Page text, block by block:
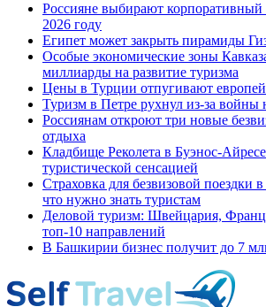
Россияне выбирают
2026 году
Египет может закрыть пирамиды
Особые экономические зоны
миллиарды на развитие туризма
Цены в Турции отпугивают
Туризм в Петре рухнул из-за
Россиянам откроют три новые
отдыха
Кладбище Реколета в Буэнос-
туристической сенсацией
Страховка для безвизовой поездки
что нужно знать туристам
Деловой туризм: Швейцария,
топ-10 направлений
В Башкирии бизнес получит до 7